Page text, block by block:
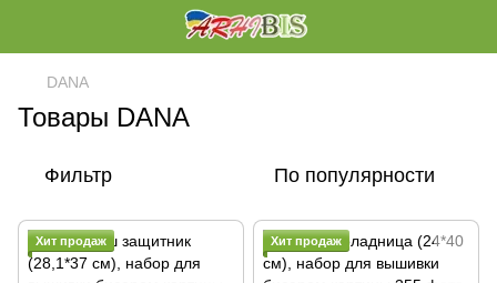
DANA
Товары DANA
Фильтр По популярности
Хит продаж Хит продаж